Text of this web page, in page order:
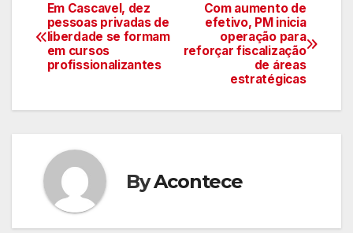
Navegação
de
artigos
Com aumento de
efetivo, PM inicia
operação para
reforçar fiscalização
de áreas
estratégicas
Em Cascavel, dez
pessoas privadas de
liberdade se formam
em cursos
profissionalizantes
ByAcontece